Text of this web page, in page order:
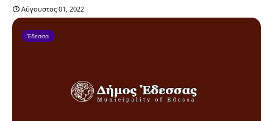
Αύγουστος 01, 2022
Έδεσσα